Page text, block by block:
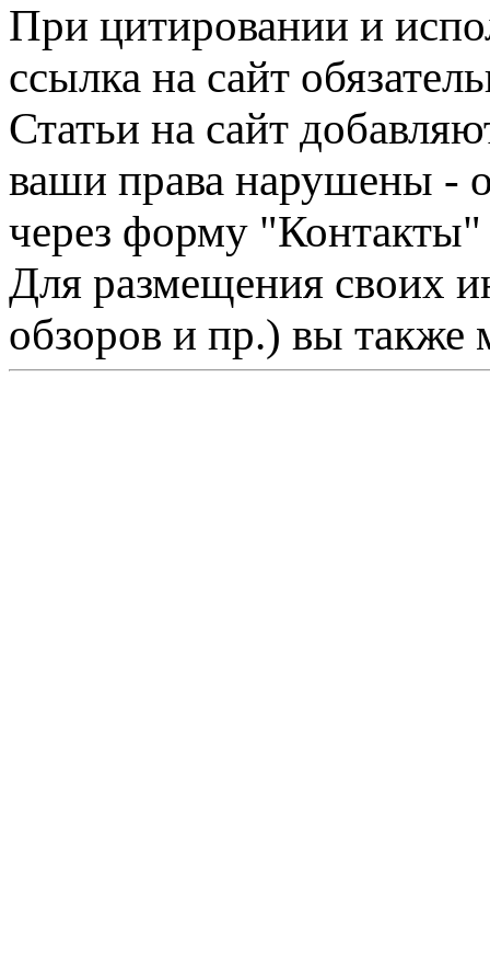
При цитировании и
ссылка на сайт
Статьи на сайт
ваши права нарушены -
через форму "Контакты"
Для размещения своих
обзоров и пр.) вы также